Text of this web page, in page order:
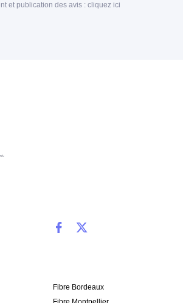
et publication des avis : cliquez ici
Fibre Bordeaux